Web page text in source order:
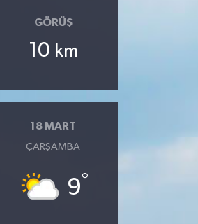
GÖRÜŞ
10 km
18 MART
ÇARŞAMBA
9°